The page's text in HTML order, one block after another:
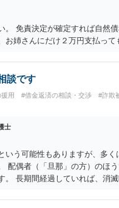
。 免責決定が確定すれば自然
姉さんにだけ２万円支払って
談です
用 #借金返済の相談・交渉 #詐欺
士
いう可能性もありますが、多
配偶者（「旦那」の方）のほ
。 長期間経過していれば、消
おひとりで行ってもらうほう